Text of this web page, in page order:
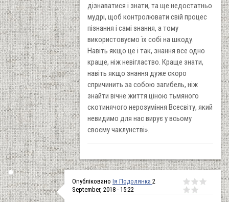
дізнаватися і знати, та ще недостатньо
мудрі, щоб контролювати свій процес
пізнання і самі знання, а тому
використовуємо їх собі на шкоду.
Навіть якщо це і так, знання все одно
краще, ніж невігластво. Краще знати,
навіть якщо знання дуже скоро
спричинить за собою загибель, ніж
знайти вічне життя ціною тьмяного
скотинячого нерозуміння Всесвіту, який
невидимо для нас вирує у всьому
своєму чаклунстві».
Опубліковано Ія Подолянка 2
September, 2018 - 15:22